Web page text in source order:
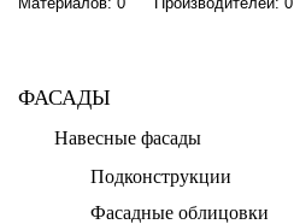
ФАСАДЫ
Навесные фасады
Подконструкции
Фасадные облицовки